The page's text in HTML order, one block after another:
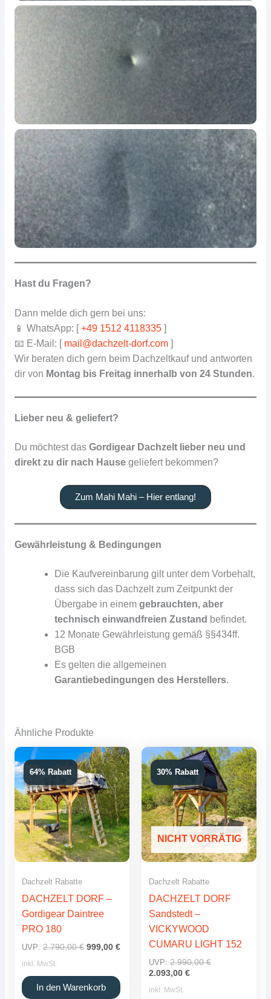
Hast du Fragen?
Dann melde dich gern bei uns:
📱 WhatsApp: [+49 1512 4118335]
📧 E-Mail: [ mail@dachzelt-dorf.com]
Wir beraten dich gern beim Dachzeltkauf und antworten
dir von Montag bis Freitag innerhalb von 24 Stunden.
Lieber neu & geliefert?
Du möchtest das Gordigear Dachzelt lieber neu und
direkt zu dir nach Hausegeliefert bekommen?
Zum Mahi Mahi – Hier entlang!
Gewährleistung & Bedingungen
Die Kaufvereinbarung gilt unter dem Vorbehalt,
dass sich das Dachzelt zum Zeitpunkt der
Übergabe in einemgebrauchten, aber
technisch einwandfreien Zustand befindet.
12 Monate Gewährleistung gemäß §§434ff.
BGB
Es gelten die allgemeinen
Garantiebedingungen des Herstellers.
Ähnliche Produkte
64% Rabatt
64% Rabatt
Dachzelt Rabatte
DACHZELT DORF –
Gordigear Daintree
PRO 180
UVP: 2.790,00€ Ursprünglicher
2.790,00 €
999,00 €Aktueller
999,00 €.
inkl. MwSt.
In den Warenkorb
30% Rabatt
NICHT VORRÄTIG
30% Rabatt
Dachzelt Rabatte
DACHZELT DORF
Sandstedt –
VICKYWOOD
CUMARU LIGHT 152
UVP: 2.990,00€
2.093,00 €Aktueller
inkl. MwSt.